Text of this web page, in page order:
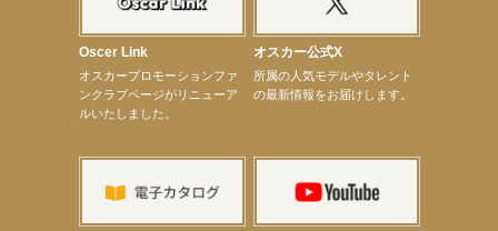
【昆虫ハンター牧田習】8月13日（木）プライムツリー赤池「ふれあい昆虫フェスティバル」トーク
【井頭愛海】『小さなお葬式』TV-CM出演！
【定本楓馬】WEB DIGVII 連載企画『東京23時』に登場！
【髙橋ひかる】7月雑誌掲載情報
【elfin’】7thシングル『全世界』がFMふくろうでパワープレイO.A.決定
【上戸彩】「サントリードリームマッチ2026」 始球式
【elfin’】9月27日（日）「Beauty Voice Theater Reboot Vol.3」開催決定！
【本田紗来】「Ray」9月号発売中！
【宇垣美里】「マンガ【推しの子】展‐星のキセキ‐」オープニングイベント
Oscer Link
オスカープロモーションファ
ンクラブページがリニューア
ルいたしました。
オスカー公式X
所属の人気モデルやタレント
の最新情報をお届けします。